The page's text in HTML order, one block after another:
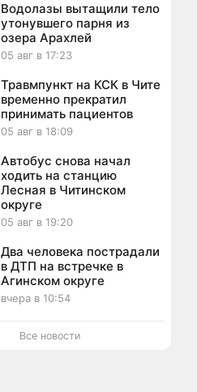
Водолазы вытащили тело
утонувшего парня из
озера Арахлей
05 авг в 17:23
Травмпункт на КСК в Чите
временно прекратил
принимать пациентов
05 авг в 18:09
Автобус снова начал
ходить на станцию
Лесная в Читинском
округе
05 авг в 19:20
Два человека пострадали
в ДТП на встречке в
Агинском округе
вчера в 10:54
Все новости